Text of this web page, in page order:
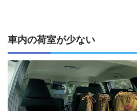
車内の荷室が少ない